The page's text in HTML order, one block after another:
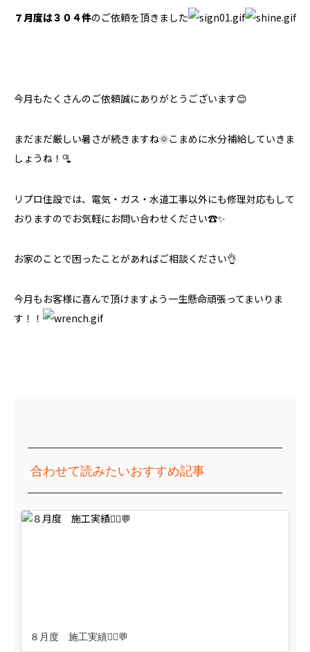
７月度は３０４件のご依頼を頂きました
今月もたくさんのご依頼誠にありがとうございます😊
まだまだ厳しい暑さが続きますね🌞こまめに水分補給していきま
しょうね！🫗
リプロ住設では、電気・ガス・水道工事以外にも修理対応もして
おりますのでお気軽にお問い合わせください☎✨
お家のことで困ったことがあればご相談ください👌
今月もお客様に喜んで頂けますよう一生懸命頑張ってまいりま
す！！
合わせて読みたいおすすめ記事
８月度 施工実績👷‍♀️💬